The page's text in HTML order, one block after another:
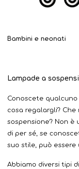
Bambini e neonati
Lampade a
Conoscete
cosa regalargli?
sospensione? Non è
di per sé, se
suo stile, può
Abbiamo diversi tipi